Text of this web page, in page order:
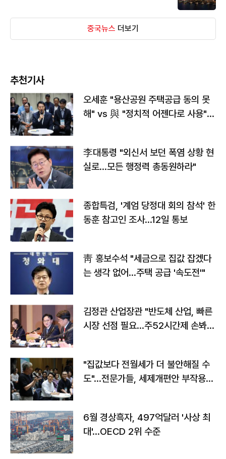
중국뉴스 더보기
추천기사
오세훈 "용산공원 주택공급 동의 못
해" vs 與 "정치적 어젠다로 사용"
李대통령 "외신서 보던 폭염 상황 현
실로…모든 행정력 총동원하라"
종합특검, '계엄 당정대 회의 참석' 한
동훈 참고인 조사...12일 통보
靑 홍보수석 "세금으로 집값 잡겠다
는 생각 없어…주택 공급 '속도전'"
김정관 산업장관 "반도체 산업, 빠른
시장 선점 필요…주52시간제 손봐
"집값보다 전월세가 더 불안해질 수
도"…전문가들, 세제개편안 부작용
6월 경상흑자, 497억달러 '사상 최
대'…OECD 2위 수준